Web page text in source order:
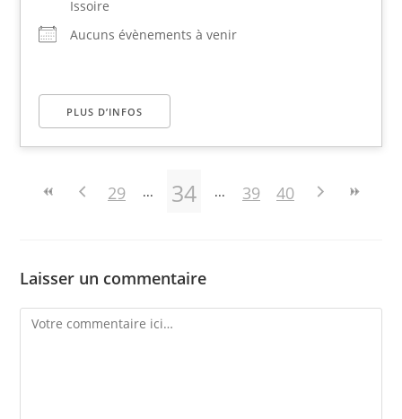
Issoire
Aucuns évènements à venir
PLUS D’INFOS
29 34 39 40
Laisser un commentaire